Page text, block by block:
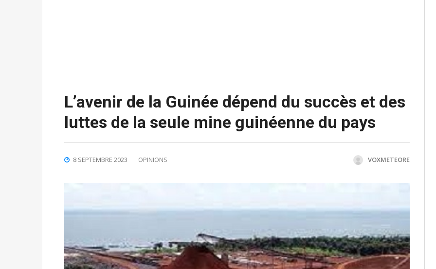
L’avenir de la Guinée dépend du succès et des
luttes de la seule mine guinéenne du pays
8 SEPTEMBRE 2023 OPINIONS VOXMETEORE